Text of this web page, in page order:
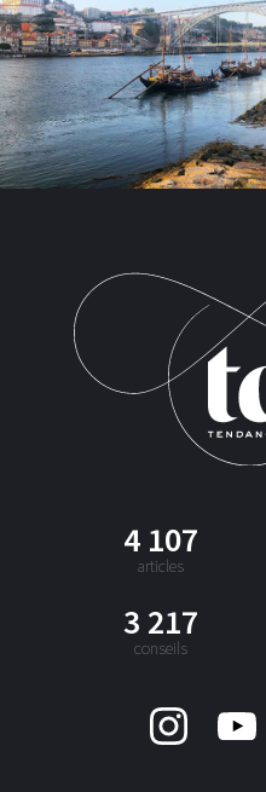
4 107
articles
3 217
conseils